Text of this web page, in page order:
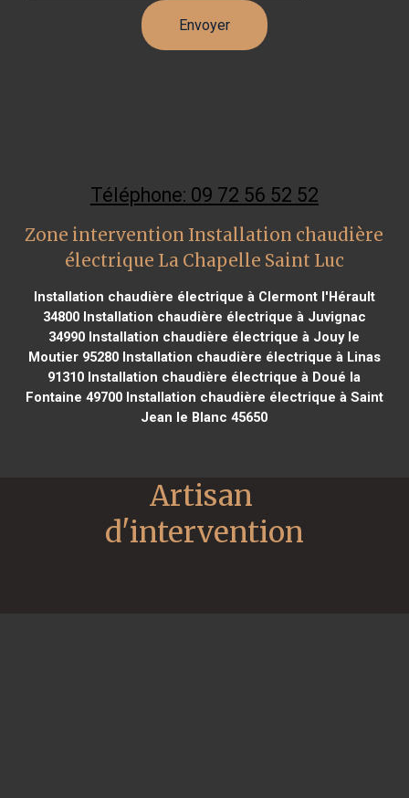
Téléphone: 09 72 56 52 52
Zone intervention Installation chaudière
électrique La Chapelle Saint Luc
Installation chaudière électrique à Clermont l'Hérault
34800Installation chaudière électrique à Juvignac
34990 Installation chaudière électrique à Jouy le
Moutier 95280Installation chaudière électrique à Linas
91310 Installation chaudière électrique à Doué la
Fontaine 49700Installation chaudière électrique à Saint
Jean le Blanc 45650
Artisan
d'intervention